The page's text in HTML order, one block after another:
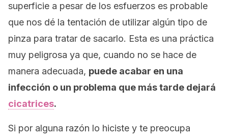
superficie a pesar de los esfuerzos es probable
que nos dé la tentación de utilizar algún tipo de
pinza para tratar de sacarlo. Esta es una práctica
muy peligrosa ya que, cuando no se hace de
manera adecuada, puede acabar en una
infección o un problema que más tarde dejará
cicatrices.
Si por alguna razón lo hiciste y te preocupa